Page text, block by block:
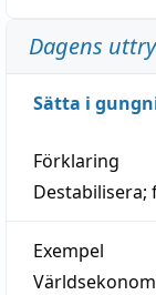
Dagens
Sätta i
Förklaring
Destabilisera;
Exempel